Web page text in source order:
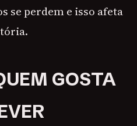
se perdem e isso afeta
GOSTA